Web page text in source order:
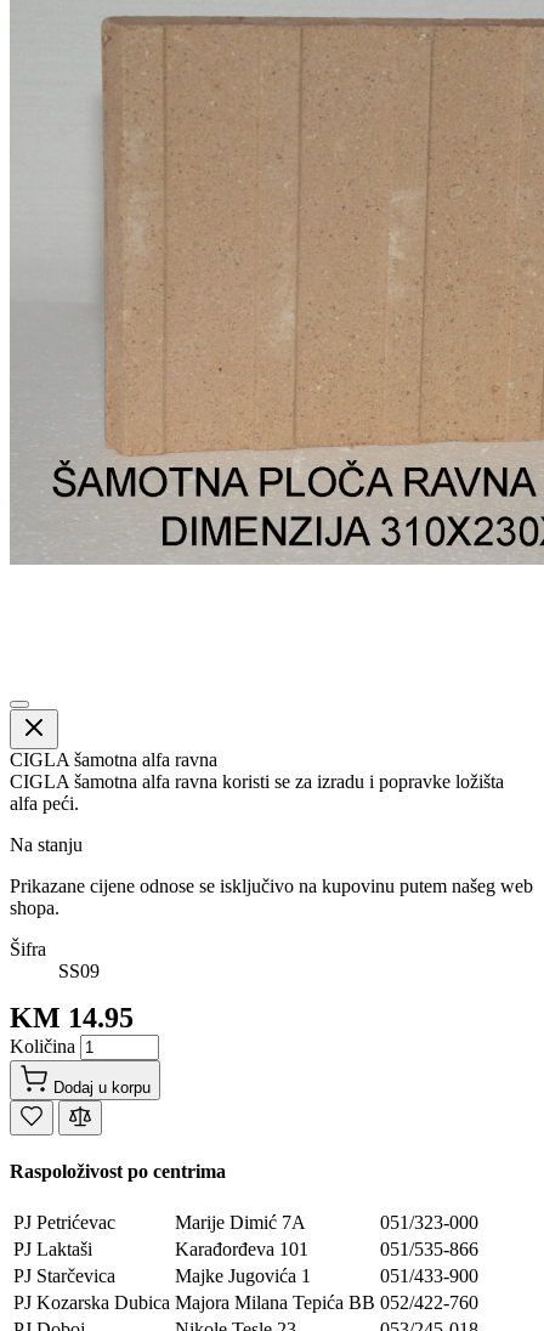
CIGLA šamotna alfa ravna
CIGLA šamotna alfa ravna koristi se za izradu i popravke ložišta
alfa peći.
Na stanju
Prikazane cijene odnose se isključivo na kupovinu putem našeg web
shopa.
Šifra
SS09
KM 14.95
Količina
Dodaj u korpu
Raspoloživost po centrima
PJ Petrićevac Marije Dimić 7A
051/323-000
PJ Laktaši
Karađorđeva 101
051/535-866
PJ Starčevica
Majke Jugovića 1
051/433-900
PJ Kozarska Dubica Majora Milana Tepića BB 052/422-760